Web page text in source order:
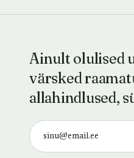
Ainult olulised
värsked
allahindlused,